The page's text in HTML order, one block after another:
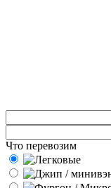
Что перевозим